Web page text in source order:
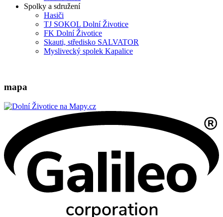
Spolky a sdružení
Hasiči
TJ SOKOL Dolní Životice
FK Dolní Životice
Skauti, středisko SALVATOR
Myslivecký spolek Kapalice
mapa